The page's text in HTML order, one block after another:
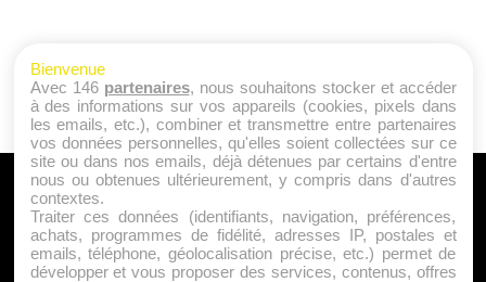
A PROPOS
Qui sommes nous ?
Mentions Légales
Bienvenue
Avec 146 partenaires, nous souhaitons stocker et accéder
à des informations sur vos appareils (cookies, pixels dans
les emails, etc.), combiner et transmettre entre partenaires
vos données personnelles, qu'elles soient collectées sur ce
site ou dans nos emails, déjà détenues par certains d'entre
nous ou obtenues ultérieurement, y compris dans d'autres
contextes.
Traiter ces données (identifiants, navigation, préférences,
achats, programmes de fidélité, adresses IP, postales et
emails, téléphone, géolocalisation précise, etc.) permet de
développer et vous proposer des services, contenus, offres